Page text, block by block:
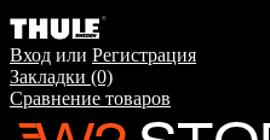
Вход или Регистрация
Закладки (0)
Сравнение товаров